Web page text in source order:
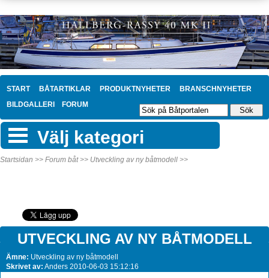
START BÅTARTIKLAR PRODUKTNYHETER
BRANSCHNYHETER
BILDGALLERI
FORUM
Välj kategori
Startsidan >> Forum båt >> Utveckling av ny båtmodell >>
UTVECKLING AV NY BÅTMODELL
Ämne: Utveckling av ny båtmodell
Skrivet av: Anders 2010-06-03 15:12:16